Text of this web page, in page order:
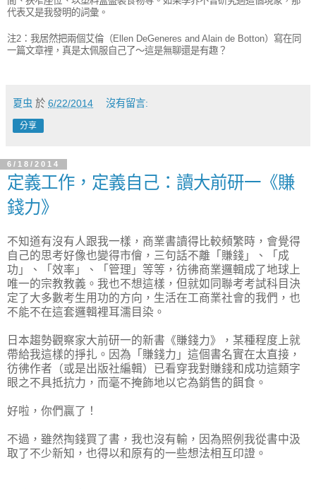
代表又是我發明的詞彙。
注2：我居然把兩個艾倫（Ellen DeGeneres and Alain de Botton）寫在同
一篇文章裡，真是太佩服自己了～這是無聊還是有趣？
夏虫 於 6/22/2014 沒有留言:
分享
6/18/2014
定義工作，定義自己：讀大前研一《賺
錢力》
不知道有沒有人跟我一樣，商業書讀得比較頻繁時，會覺得
自己的思考好像也變得市儈，三句話不離「賺錢」、「成
功」、「效率」、「管理」等等，彷彿商業邏輯成了地球上
唯一的宗教教義。我也不想這樣，但就如同聯考考試科目決
定了大多數考生用功的方向，生活在工商業社會的我們，也
不能不在這套邏輯裡耳濡目染。
日本趨勢觀察家大前研一的新書《賺錢力》，某種程度上就
帶給我這樣的掙扎。因為「賺錢力」這個書名實在太直接，
彷彿作者（或是出版社編輯）已看穿我對賺錢和成功這類字
眼之不具抵抗力，而毫不掩飾地以它為銷售的餌食。
好啦，你們贏了！
不過，雖然掏錢買了書，我也沒有輸，因為照例我從書中汲
取了不少新知，也得以和原有的一些想法相互印證。